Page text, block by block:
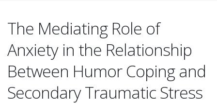
The Mediating Role of
Anxiety in the Relationship
Between Humor Coping and
Secondary Traumatic Stress